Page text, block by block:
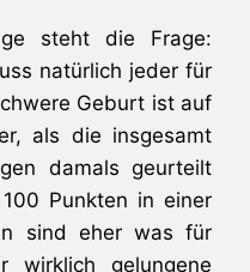
steht die Frage:
natürlich jeder für
Geburt ist auf
als die insgesamt
damals geurteilt
Punkten in einer
sind eher was für
wirklich gelungene